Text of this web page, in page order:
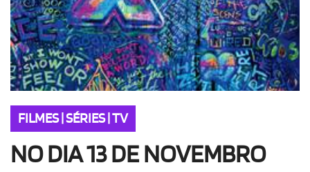
FILMES | SÉRIES | TV
NO DIA 13 DE NOVEMBRO